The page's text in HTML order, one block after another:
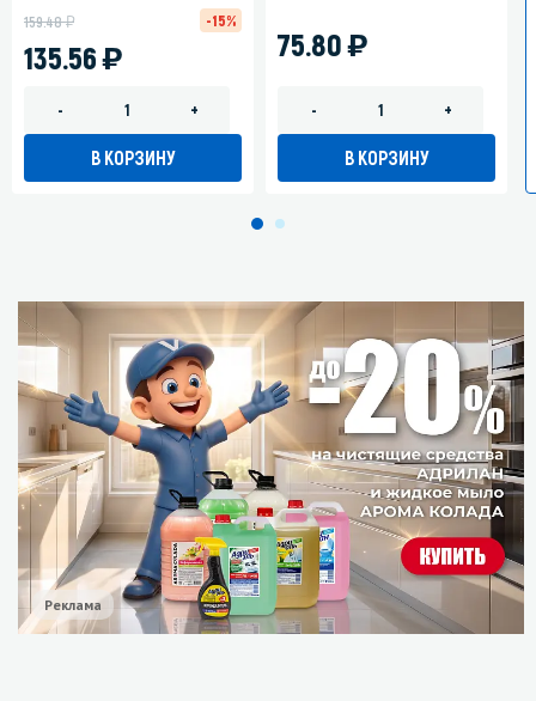
135.56)
159.48у -15%
- +
В КОРЗИНУ
75.80)
- +
В КОРЗИНУ
Реклама